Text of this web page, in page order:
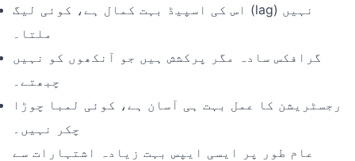
اس کی اسپیڈ بہت کمال ہے، کوئی لیگ (lag) نہیں
ملتا۔
گرافکس سادہ مگر پرکشش ہیں جو آنکھوں کو نہیں
چبھتے۔
رجسٹریشن کا عمل بہت ہی آسان ہے، کوئی لمبا چوڑا
چکر نہیں۔
عام طور پر ایسی ایپس بہت زیادہ اشتہارات سے